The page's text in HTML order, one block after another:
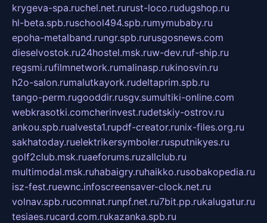
krygeva-spa.ruchel.net.rurust-loco.rudugshop.ru
hl-beta.spb.ruschool494.spb.rumymubaby.ru
epoha-metalband.rungr.spb.rurusgosnews.com
dieselvostok.ru24hostel.msk.ruw-dev.ruf-ship.ru
regsmi.rufilmnetwork.rumalinasp.rukinosvin.ru
h2o-salon.rumalutkayork.rudeltaprim.spb.ru
tango-perm.rugooddir.rusgv.sumultiki-online.com
webkrasotki.comcherinvest.rudetskiy-ostrov.ru
ankou.spb.rualvesta1.rupdf-creator.runix-files.org.ru
sakhatoday.ruelektrikersymboler.rusputnikyes.ru
golf2club.msk.ruaeforums.ruzallclub.ru
multimodal.msk.ruhabaigry.ruhaikko.rusobakopedia.ru
isz-fest.ruewnc.infoscreensaver-clock.net.ru
volnav.spb.rucomnat.runpf.net.ru7bit.pp.rukalugatur.ru
tesiaes.rucard.com.rukazanka.spb.ru